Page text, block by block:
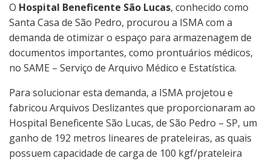
O Hospital Beneficente São Lucas, conhecido como
Santa Casa de São Pedro, procurou a ISMA com a
demanda de otimizar o espaço para armazenagem de
documentos importantes, como prontuários médicos,
no SAME – Serviço de Arquivo Médico e Estatística.
Para solucionar esta demanda, a ISMA projetou e
fabricou Arquivos Deslizantes que proporcionaram ao
Hospital Beneficente São Lucas, de São Pedro – SP, um
ganho de 192 metros lineares de prateleiras, as quais
possuem capacidade de carga de 100 kgf/prateleira